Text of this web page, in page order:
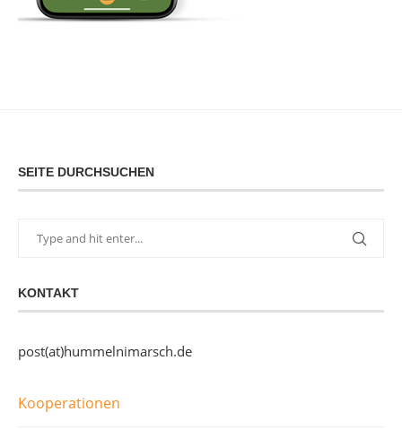
SEITE DURCHSUCHEN
KONTAKT
post(at)hummelnimarsch.de
Kooperationen